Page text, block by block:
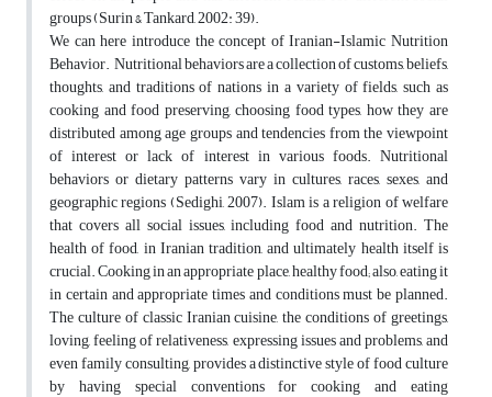
groups (Surin & Tankard, 2002: 39).
We can here introduce the concept of Iranian-Islamic Nutrition
Behavior. Nutritional behaviors are a collection of customs, beliefs,
thoughts, and traditions of nations in a variety of fields, such as
cooking and food preserving, choosing food types, how they are
distributed among age groups and tendencies from the viewpoint
of interest or lack of interest in various foods. Nutritional
behaviors or dietary patterns vary in cultures, races, sexes, and
geographic regions (Sedighi, 2007). Islam is a religion of welfare
that covers all social issues, including food and nutrition. The
health of food, in Iranian tradition, and ultimately health itself is
crucial. Cooking in an appropriate place, healthy food; also, eating it
in certain and appropriate times and conditions must be planned.
The culture of classic Iranian cuisine, the conditions of greetings,
loving, feeling of relativeness, expressing issues and problems, and
even family consulting, provides a distinctive style of food culture
by having special conventions for cooking and eating